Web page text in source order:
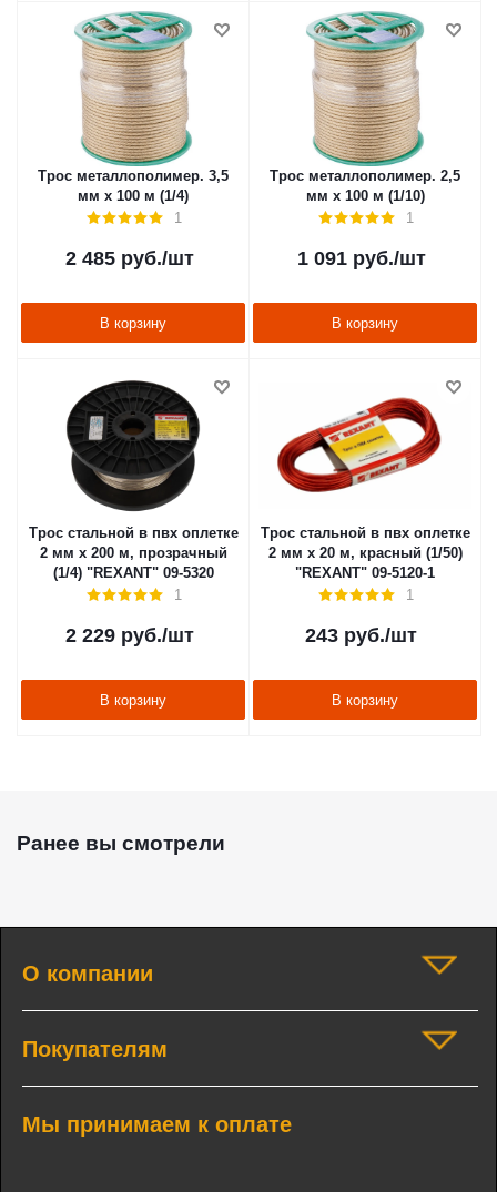
Трос металлополимер. 3,5
мм х 100 м (1/4)
1
2 485руб./шт
В корзину
Трос металлополимер. 2,5
мм х 100 м (1/10)
1
1 091руб./шт
В корзину
Трос стальной в пвх оплетке
2 мм х 200 м, прозрачный
(1/4) "REXANT" 09-5320
1
2 229руб./шт
В корзину
Трос стальной в пвх оплетке
2 мм х 20 м, красный (1/50)
"REXANT" 09-5120-1
1
243 руб./шт
В корзину
Ранее вы смотрели
О компании
Покупателям
Мы принимаем к оплате